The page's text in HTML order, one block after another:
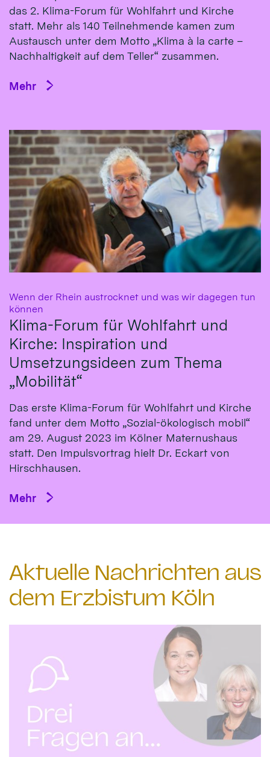
das 2. Klima-Forum für Wohlfahrt und Kirche
statt. Mehr als 140 Teilnehmende kamen zum
Austausch unter dem Motto „Klima à la carte –
Nachhaltigkeit auf dem Teller“ zusammen.
Mehr
Wenn der Rhein austrocknet und was wir dagegen tun
können
Klima-Forum für Wohlfahrt und
Kirche: Inspiration und
Umsetzungsideen zum Thema
„Mobilität“
Das erste Klima-Fo­rum für Wohl­fahrt und Kirche
fand un­ter dem Mot­to „So­zial-öko­logisch mo­bil“
am 29. Au­gust 2023 im Köl­ner Ma­ternus­haus
statt. Den Impulsvortrag hielt Dr. Eckart von
Hirsch­hausen.
Mehr
Aktuelle Nachrichten aus
dem Erzbistum Köln